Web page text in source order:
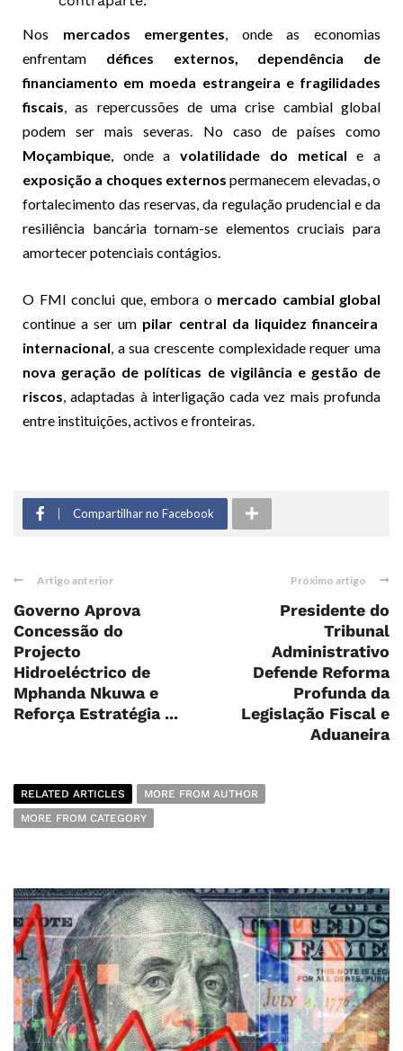
Nos mercados emergentes, onde as economias
enfrentam défices externos, dependência de
financiamento em moeda estrangeira e fragilidades
fiscais, as repercussões de uma crise cambial global
podem ser mais severas. No caso de países como
Moçambique, onde avolatilidade do metical e a
exposição a choques externos permanecem elevadas, o
fortalecimento das reservas, da regulação prudencial e da
resiliência bancária tornam-se elementos cruciais para
amortecer potenciais contágios.
O FMI conclui que, embora o mercado cambial global
continue a ser um pilar central da liquidez financeira
internacional, a sua crescente complexidade requer uma
nova geração de políticas de vigilância e gestão de
riscos, adaptadas à interligação cada vez mais profunda
entre instituições, activos e fronteiras.
Compartilhar no Facebook
Artigo anterior
Governo Aprova
Concessão do
Projecto
Hidroeléctrico de
Mphanda Nkuwa e
Reforça Estratégia ...
Próximo artigo
Presidente do
Tribunal
Administrativo
Defende Reforma
Profunda da
Legislação Fiscal e
Aduaneira
RELATED ARTICLES
MORE FROM AUTHOR
MORE FROM CATEGORY